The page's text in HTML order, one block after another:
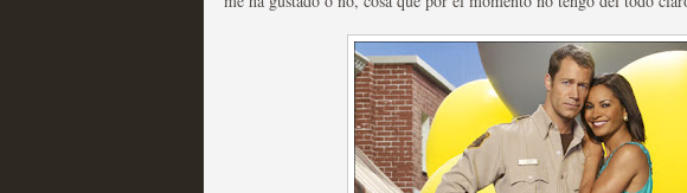
series más caras de la historia
Recomendación de la semana